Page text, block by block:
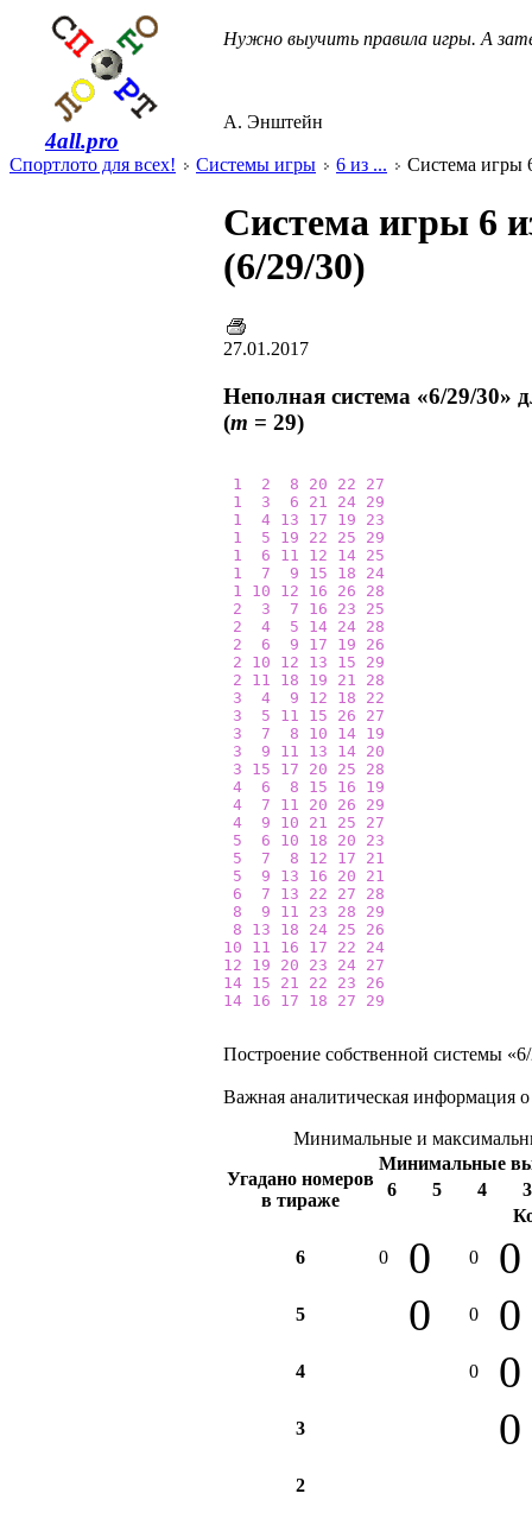
4all.pro
Нужно выучить правила игры. А
А. Энштейн
Спортлото для всех! Системы игры 6 из ... Система игры
Система игры 6
(6/29/30)
27.01.2017
Неполная система «6/29/30»
(m = 29)
1 2 8 20 22
27
1
3 6 21 24 29
1
4 13 17 19
23
1
5 19 22 25
29
1
6 11 12 14 25
1
7 9 15 18
24
1
10 12 16 26
28
2
3 7 16 23
25
2
4 5 14 24 28
2
6 9 17 19
26
2
10 12 13 15
29
2
11 18 19 21
28
3
4 9 12 18
22
3
5 11 15 26
27
3
7 8 10 14 19
3
9 11 13 14 20
3
15 17 20 25
28
4
6 8 15 16
19
4
7 11 20 26
29
4
9 10 21 25
27
5
6 10 18 20
23
5
7 8 12 17
21
5
9 13 16 20
21
6
7 13 22 27
28
8
9 11 23 28
29
8
13 18 24 25
26
10
11 16 17 22
24
12
19 20 23 24 27
14 15 21 22 23
26
14 16 17 18 27 29
Построение собственной системы
Важная аналитическая информация о
Минимальные и
Угадано номеров
в тираже
Минимальные
6
5 4
3
6 0 0 0 0
5 0 0 0
4 0 0
3 0
2